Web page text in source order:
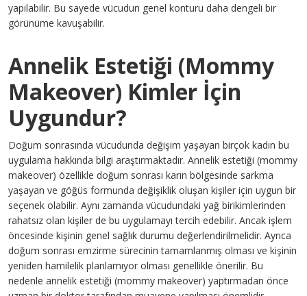
yapılabilir. Bu sayede vücudun genel konturu daha dengeli bir
görünüme kavuşabilir.
Annelik Estetiği (Mommy
Makeover) Kimler İçin
Uygundur?
Doğum sonrasında vücudunda değişim yaşayan birçok kadın bu
uygulama hakkında bilgi araştırmaktadır. Annelik estetiği (mommy
makeover) özellikle doğum sonrası karın bölgesinde sarkma
yaşayan ve göğüs formunda değişiklik oluşan kişiler için uygun bir
seçenek olabilir. Aynı zamanda vücudundaki yağ birikimlerinden
rahatsız olan kişiler de bu uygulamayı tercih edebilir. Ancak işlem
öncesinde kişinin genel sağlık durumu değerlendirilmelidir. Ayrıca
doğum sonrası emzirme sürecinin tamamlanmış olması ve kişinin
yeniden hamilelik planlamıyor olması genellikle önerilir. Bu
nedenle annelik estetiği (mommy makeover) yaptırmadan önce